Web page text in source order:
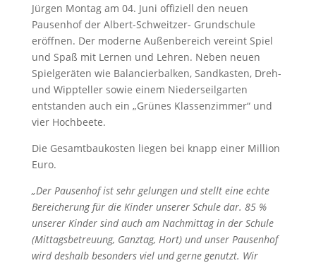
Jürgen Montag am 04. Juni offiziell den neuen
Pausenhof der Albert-Schweitzer- Grundschule
eröffnen. Der moderne Außenbereich vereint Spiel
und Spaß mit Lernen und Lehren. Neben neuen
Spielgeräten wie Balancierbalken, Sandkasten, Dreh-
und Wippteller sowie einem Niederseilgarten
entstanden auch ein „Grünes Klassenzimmer“ und
vier Hochbeete.
Die Gesamtbaukosten liegen bei knapp einer Million
Euro.
„Der Pausenhof ist sehr gelungen und stellt eine echte
Bereicherung für die Kinder unserer Schule dar. 85 %
unserer Kinder sind auch am Nachmittag in der Schule
(Mittagsbetreuung, Ganztag, Hort) und unser Pausenhof
wird deshalb besonders viel und gerne genutzt. Wir